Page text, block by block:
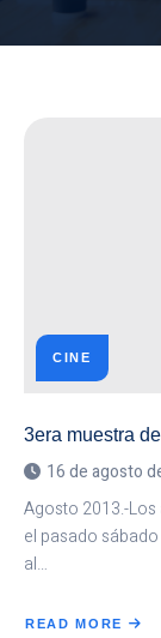
CINE
3era muestra
16 de agosto
Agosto 2013.-
el pasado
al…
READ MORE
ABOUT